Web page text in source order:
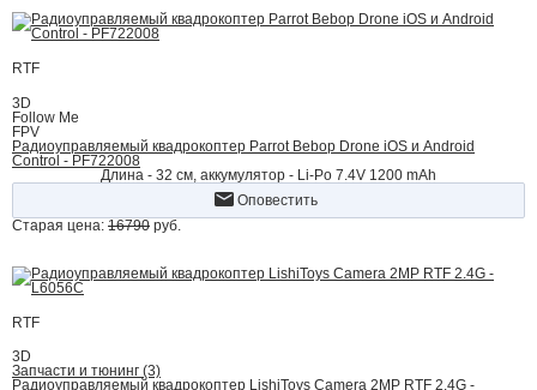
RTF
3D
Follow Me
FPV
Радиоуправляемый квадрокоптер Parrot Bebop Drone iOS и Android
Control - PF722008
Длина - 32 cм, аккумулятор - Li-Po 7.4V 1200 mAh
Оповестить
Старая цена: 16790 руб.
RTF
3D
Запчасти и тюнинг (3)
Радиоуправляемый квадрокоптер LishiToys Camera 2MP RTF 2.4G -